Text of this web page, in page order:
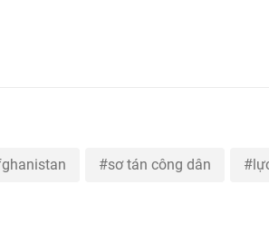
sơ tán công dân